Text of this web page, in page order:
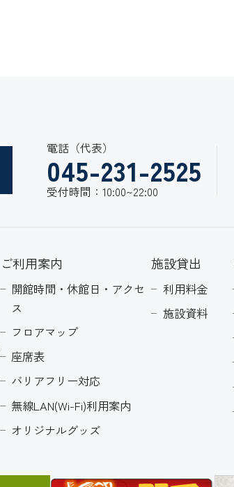
電話（代表）
045-231-2525
受付時間：10:00~22:00
ご利用案内
開館時間・休館日・アクセ
ス
フロアマップ
座席表
バリアフリー対応
無線LAN(Wi-Fi)利用案内
オリジナルグッズ
施設貸出
利用料金
施設資料